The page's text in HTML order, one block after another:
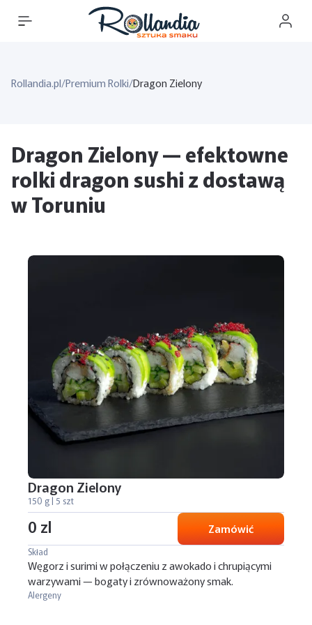
Rollandia.pl/Premium Rolki/Dragon Zielony
Dragon Zielony — efektowne
rolki dragon sushi z dostawą
w Toruniu
Dragon Zielony
150 g | 5 szt
0 zl Zamówić
Skład
Węgorz i surimi w połączeniu z awokado i chrupiącymi
warzywami — bogaty i zrównoważony smak.
Alergeny